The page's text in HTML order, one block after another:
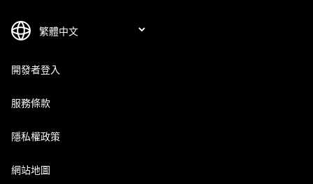
開發者登入
服務條款
隱私權政策
網站地圖